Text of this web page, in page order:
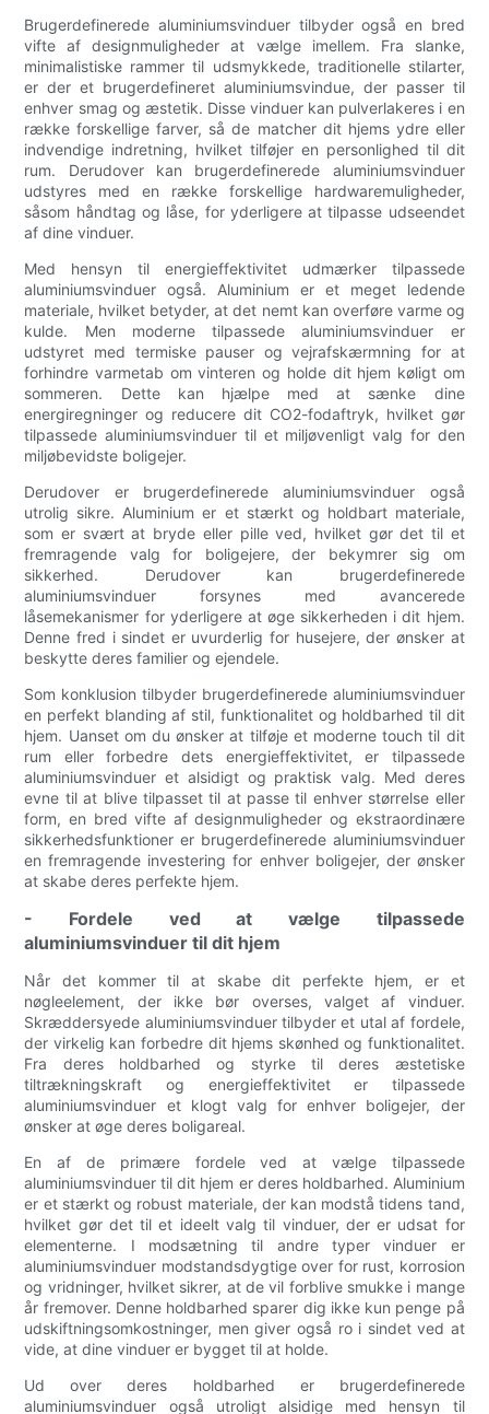
Brugerdefinerede aluminiumsvinduer tilbyder også en bred
vifte af designmuligheder at vælge imellem. Fra slanke,
minimalistiske rammer til udsmykkede, traditionelle stilarter,
er der et brugerdefineret aluminiumsvindue, der passer til
enhver smag og æstetik. Disse vinduer kan pulverlakeres i en
række forskellige farver, så de matcher dit hjems ydre eller
indvendige indretning, hvilket tilføjer en personlighed til dit
rum. Derudover kan brugerdefinerede aluminiumsvinduer
udstyres med en række forskellige hardwaremuligheder,
såsom håndtag og låse, for yderligere at tilpasse udseendet
af dine vinduer.
Med hensyn til energieffektivitet udmærker tilpassede
aluminiumsvinduer også. Aluminium er et meget ledende
materiale, hvilket betyder, at det nemt kan overføre varme og
kulde. Men moderne tilpassede aluminiumsvinduer er
udstyret med termiske pauser og vejrafskærmning for at
forhindre varmetab om vinteren og holde dit hjem køligt om
sommeren. Dette kan hjælpe med at sænke dine
energiregninger og reducere dit CO2-fodaftryk, hvilket gør
tilpassede aluminiumsvinduer til et miljøvenligt valg for den
miljøbevidste boligejer.
Derudover er brugerdefinerede aluminiumsvinduer også
utrolig sikre. Aluminium er et stærkt og holdbart materiale,
som er svært at bryde eller pille ved, hvilket gør det til et
fremragende valg for boligejere, der bekymrer sig om
sikkerhed. Derudover kan brugerdefinerede
aluminiumsvinduer forsynes med avancerede
låsemekanismer for yderligere at øge sikkerheden i dit hjem.
Denne fred i sindet er uvurderlig for husejere, der ønsker at
beskytte deres familier og ejendele.
Som konklusion tilbyder brugerdefinerede aluminiumsvinduer
en perfekt blanding af stil, funktionalitet og holdbarhed til dit
hjem. Uanset om du ønsker at tilføje et moderne touch til dit
rum eller forbedre dets energieffektivitet, er tilpassede
aluminiumsvinduer et alsidigt og praktisk valg. Med deres
evne til at blive tilpasset til at passe til enhver størrelse eller
form, en bred vifte af designmuligheder og ekstraordinære
sikkerhedsfunktioner er brugerdefinerede aluminiumsvinduer
en fremragende investering for enhver boligejer, der ønsker
at skabe deres perfekte hjem.
- Fordele ved at vælge tilpassede
aluminiumsvinduer til dit hjem
Når det kommer til at skabe dit perfekte hjem, er et
nøgleelement, der ikke bør overses, valget af vinduer.
Skræddersyede aluminiumsvinduer tilbyder et utal af fordele,
der virkelig kan forbedre dit hjems skønhed og funktionalitet.
Fra deres holdbarhed og styrke til deres æstetiske
tiltrækningskraft og energieffektivitet er tilpassede
aluminiumsvinduer et klogt valg for enhver boligejer, der
ønsker at øge deres boligareal.
En af de primære fordele ved at vælge tilpassede
aluminiumsvinduer til dit hjem er deres holdbarhed. Aluminium
er et stærkt og robust materiale, der kan modstå tidens tand,
hvilket gør det til et ideelt valg til vinduer, der er udsat for
elementerne. I modsætning til andre typer vinduer er
aluminiumsvinduer modstandsdygtige over for rust, korrosion
og vridninger, hvilket sikrer, at de vil forblive smukke i mange
år fremover. Denne holdbarhed sparer dig ikke kun penge på
udskiftningsomkostninger, men giver også ro i sindet ved at
vide, at dine vinduer er bygget til at holde.
Ud over deres holdbarhed er brugerdefinerede
aluminiumsvinduer også utroligt alsidige med hensyn til